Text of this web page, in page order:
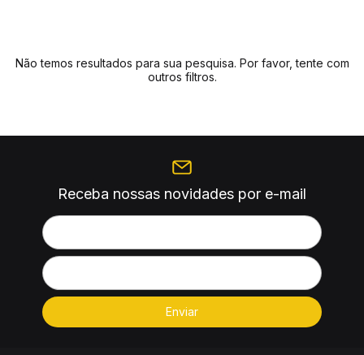
Não temos resultados para sua pesquisa. Por favor, tente com
outros filtros.
Receba nossas novidades por e-mail